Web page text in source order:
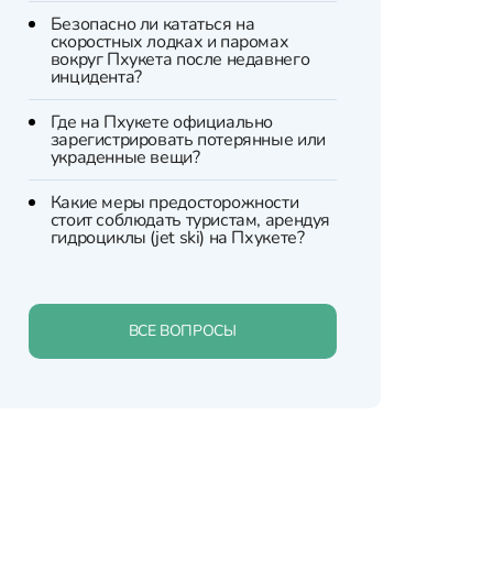
Безопасно ли кататься на
скоростных лодках и паромах
вокруг Пхукета после недавнего
инцидента?
Где на Пхукете официально
зарегистрировать потерянные или
украденные вещи?
Какие меры предосторожности
стоит соблюдать туристам, арендуя
гидроциклы (jet ski) на Пхукете?
ВСЕ ВОПРОСЫ